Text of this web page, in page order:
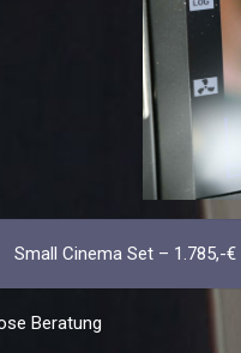
Small Cinema Set – 1.785,-€
Beratung